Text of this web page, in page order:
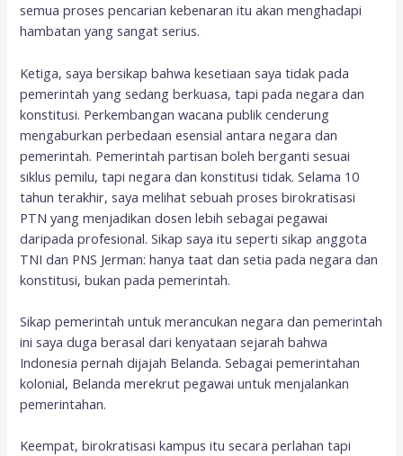
semua proses pencarian kebenaran itu akan menghadapi
hambatan yang sangat serius.
Ketiga, saya bersikap bahwa kesetiaan saya tidak pada
pemerintah yang sedang berkuasa, tapi pada negara dan
konstitusi. Perkembangan wacana publik cenderung
mengaburkan perbedaan esensial antara negara dan
pemerintah. Pemerintah partisan boleh berganti sesuai
siklus pemilu, tapi negara dan konstitusi tidak. Selama 10
tahun terakhir, saya melihat sebuah proses birokratisasi
PTN yang menjadikan dosen lebih sebagai pegawai
daripada profesional. Sikap saya itu seperti sikap anggota
TNI dan PNS Jerman: hanya taat dan setia pada negara dan
konstitusi, bukan pada pemerintah.
Sikap pemerintah untuk merancukan negara dan pemerintah
ini saya duga berasal dari kenyataan sejarah bahwa
Indonesia pernah dijajah Belanda. Sebagai pemerintahan
kolonial, Belanda merekrut pegawai untuk menjalankan
pemerintahan.
Keempat, birokratisasi kampus itu secara perlahan tapi